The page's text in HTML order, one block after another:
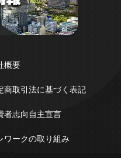
概要
商取引法に基づく表記
者志向自主宣言
ワークの取り組み